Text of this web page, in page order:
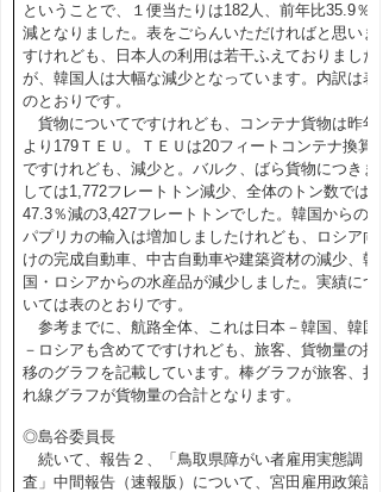
ということで、１便当たりは182人、前年比35.9％
減となりました。表をごらんいただければと思いま
すけれども、日本人の利用は若干ふえておりました
が、韓国人は大幅な減少となっています。内訳は表
のとおりです。
貨物についてですけれども、コンテナ貨物は昨年
より179ＴＥＵ。ＴＥＵは20フィートコンテナ換算
ですけれども、減少と。バルク、ばら貨物につきま
しては1,772フレートトン減少、全体のトン数では
47.3％減の3,427フレートトンでした。韓国からの
パプリカの輸入は増加しましたけれども、ロシア向
けの完成自動車、中古自動車や建築資材の減少、韓
国・ロシアからの水産品が減少しました。実績につ
いては表のとおりです。
参考までに、航路全体、これは日本－韓国、韓国
－ロシアも含めてですけれども、旅客、貨物量の推
移のグラフを記載しています。棒グラフが旅客、折
れ線グラフが貨物量の合計となります。
◎島谷委員長
続いて、報告２、「鳥取県障がい者雇用実態調
査」中間報告（速報版）について、宮田雇用政策課